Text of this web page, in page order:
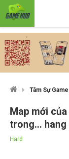
Tâm Sự
Map mới
trong... hang
Hard